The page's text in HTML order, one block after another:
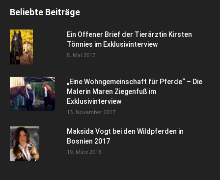
Beliebte Beiträge
Ein Offener Brief der Tierärztin Kirsten
Tönnies im Exklusivinterview
8. Mai 2017
„Eine Wohngemeinschaft für Pferde“ – Die
Malerin Maren Ziegenfuß im
Exklusivinterview
13. November 2017
Maksida Vogt bei den Wildpferden in
Bosnien 2017
19. März 2018